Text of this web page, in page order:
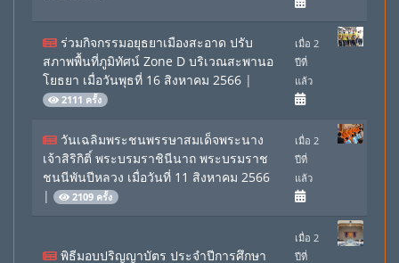
ร่วมกิจกรรมอยุธยาเมืองสะอาด ปรับ
สภาพพื้นที่ภูมิทัศน์ Zone D บริเวณสะพานอ
โยธยา เมื่อวันพุธที่ 16 สิงหาคม 2566 |
2111 ครั้ง
เมื่อ 2
ปีที่
แล้ว
วันเฉลิมพระชนพรรษาสมเด็จพระนาง
เจ้าสิริกิติ์ พระบรมราชินีนาถ พระบรมราช
ชนนีพันปีหลวง เมื่อวันที่ 11 สิงหาคม 2566
|
2109 ครั้ง
เมื่อ 2
ปีที่
แล้ว
พิธีมอบปริญญาบัตร ประจำปีการศึกษา
เมื่อ 2
ปีที่